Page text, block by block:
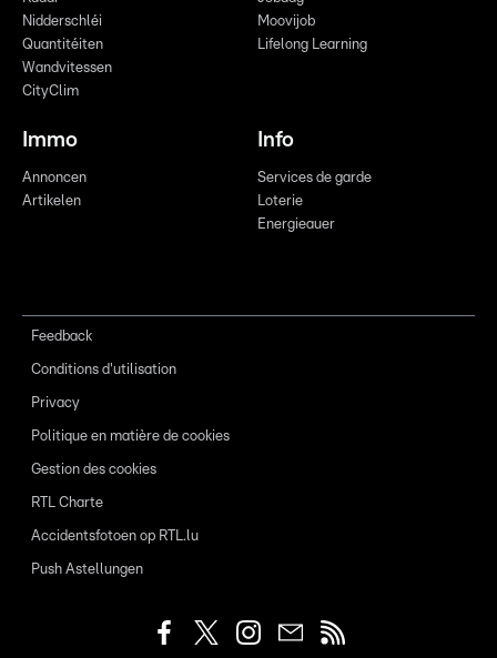
Nidderschléi
Quantitéiten
Wandvitessen
CityClim
Moovijob
Lifelong Learning
Immo
Annoncen
Artikelen
Info
Services de garde
Loterie
Energieauer
Feedback
Conditions d'utilisation
Privacy
Politique en matière de cookies
Gestion des cookies
RTL Charte
Accidentsfotoen op RTL.lu
Push Astellungen